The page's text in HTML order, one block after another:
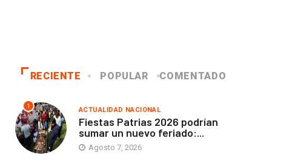
RECIENTE POPULAR COMENTADO
1 ACTUALIDAD NACIONAL
Fiestas Patrias 2026 podrían
sumar un nuevo feriado:...
Agosto 7, 2026